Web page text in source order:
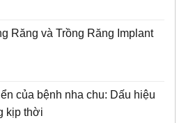
Răng và Trồng Răng Implant
của bệnh nha chu: Dấu hiệu
kịp thời